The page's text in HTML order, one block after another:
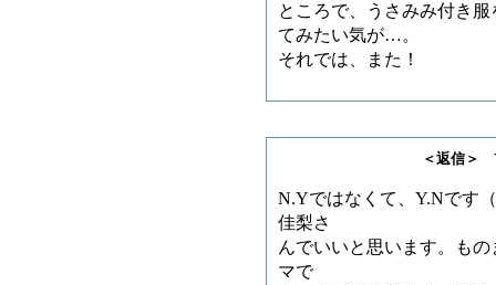
ところで、うさみみ付き
てみたい気が…。
それでは、また！
＜返信＞ Y.Nさん
N.Yではなくて、Y.Nです
佳梨さ
んでいいと思います。も
マで